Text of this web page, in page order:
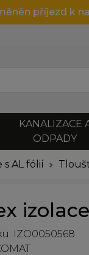
příjezd k
KANALIZACE
ODPADY
s AL fólií
IZO0050568